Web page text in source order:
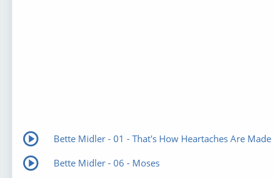
Bette Midler - 01 - That's How Heartaches Are Made
Bette Midler - 06 - Moses